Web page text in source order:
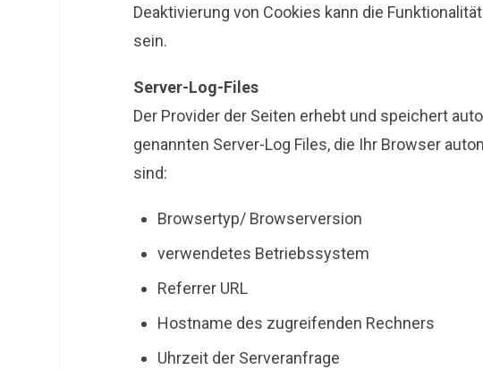
Deaktivierung von Cookies kann die
sein.
Server-Log-Files
Der Provider der Seiten erhebt und speichert
genannten Server-Log Files, die Ihr Browser
sind:
Browsertyp/ Browserversion
verwendetes Betriebssystem
Referrer URL
Hostname des zugreifenden Rechners
Uhrzeit der Serveranfrage